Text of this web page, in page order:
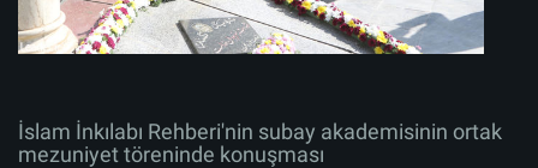
İslam İnkılabı Rehberi'nin subay akademisinin ortak
mezuniyet töreninde konuşması